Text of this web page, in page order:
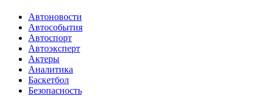
Автоновости
Автособытия
Автоспорт
Автоэксперт
Актеры
Аналитика
Баскетбол
Безопасность